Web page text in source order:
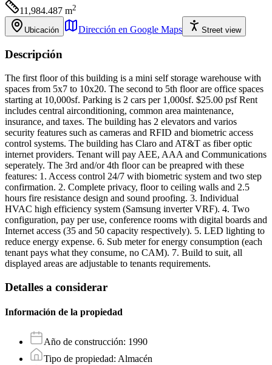
11,984.487 m2
Ubicación Dirección en Google Maps Street view
Descripción
The first floor of this building is a mini self storage warehouse with
spaces from 5x7 to 10x20. The second to 5th floor are office spaces
starting at 10,000sf. Parking is 2 cars per 1,000sf. $25.00 psf Rent
includes central airconditioning, common area maintenance,
insurance, and taxes. The building has 2 elevators and varios
security features such as cameras and RFID and biometric access
control systems. The building has Claro and AT&T as fiber optic
internet providers. Tenant will pay AEE, AAA and Communications
seperately. The 3rd and/or 4th floor can be preapred with these
features: 1. Access control 24/7 with biometric system and two step
confirmation. 2. Complete privacy, floor to ceiling walls and 2.5
hours fire resistance design and sound proofing. 3. Individual
HVAC high efficiency system (Samsung inverter VRF). 4. Two
configuration, pay per use, conference rooms with digital boards and
Internet access (35 and 50 capacity respectively). 5. LED lighting to
reduce energy expense. 6. Sub meter for energy consumption (each
tenant pays what they consume, no CAM). 7. Build to suit, all
displayed areas are adjustable to tenants requirements.
Detalles a considerar
Información de la propiedad
Año de construcción: 1990
Tipo de propiedad: Almacén